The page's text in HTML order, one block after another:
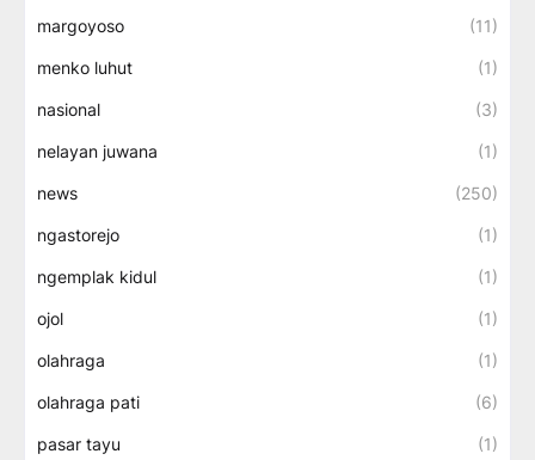
margoyoso (11)
menko luhut (1)
nasional (3)
nelayan juwana (1)
news (250)
ngastorejo (1)
ngemplak kidul (1)
ojol (1)
olahraga (1)
olahraga pati (6)
pasar tayu (1)